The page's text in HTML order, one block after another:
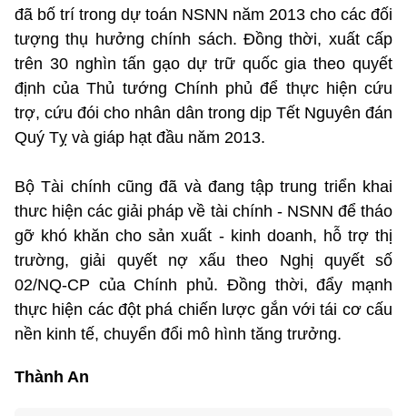
đã bố trí trong dự toán NSNN năm 2013 cho các đối
tượng thụ hưởng chính sách. Đồng thời, xuất cấp
trên 30 nghìn tấn gạo dự trữ quốc gia theo quyết
định của Thủ tướng Chính phủ để thực hiện cứu
trợ, cứu đói cho nhân dân trong dịp Tết Nguyên đán
Quý Tỵ và giáp hạt đầu năm 2013.
Bộ Tài chính cũng đã và đang tập trung triển khai
thưc hiện các giải pháp về tài chính - NSNN để tháo
gỡ khó khăn cho sản xuất - kinh doanh, hỗ trợ thị
trường, giải quyết nợ xấu theo Nghị quyết số
02/NQ-CP của Chính phủ. Đồng thời, đẩy mạnh
thực hiện các đột phá chiến lược gắn với tái cơ cấu
nền kinh tế, chuyển đổi mô hình tăng trưởng.
Thành An